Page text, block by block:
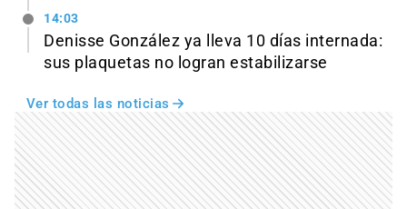
14:03
Denisse González ya lleva 10 días internada:
sus plaquetas no logran estabilizarse
Ver todas las noticias